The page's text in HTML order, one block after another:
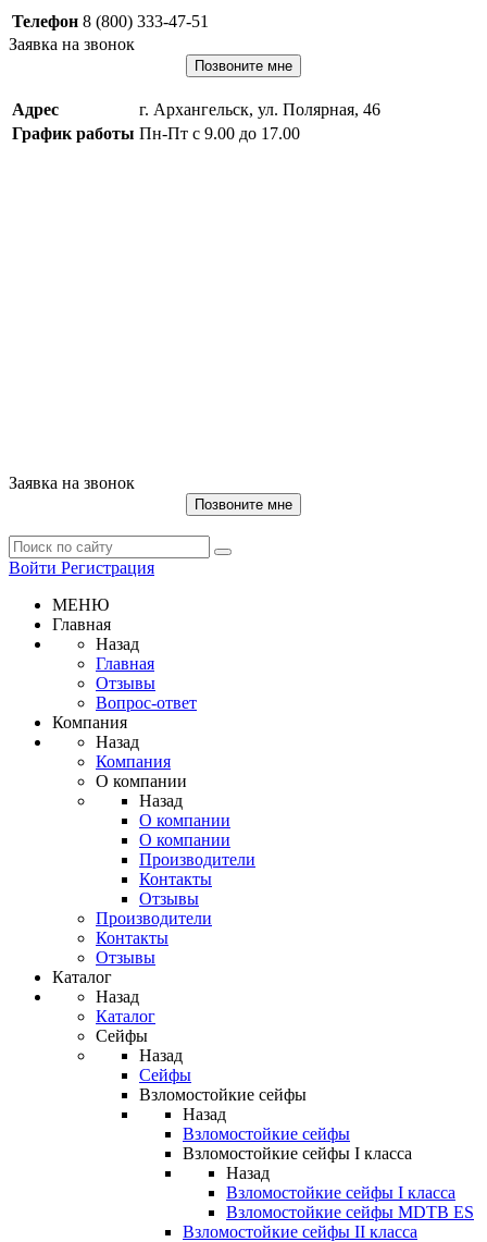
Телефон 8 (800) 333-47-51
Заявка на звонок
Позвоните мне
Адрес
г. Архангельск, ул. Полярная, 46
График работы Пн-Пт с 9.00 до 17.00
Заявка на звонок
Позвоните мне
Войти Регистрация
МЕНЮ
Главная
Назад
Главная
Отзывы
Вопрос-ответ
Компания
Назад
Компания
О компании
Назад
О компании
О компании
Производители
Контакты
Отзывы
Производители
Контакты
Отзывы
Каталог
Назад
Каталог
Сейфы
Назад
Сейфы
Взломостойкие сейфы
Назад
Взломостойкие сейфы
Взломостойкие сейфы I класса
Назад
Взломостойкие сейфы I класса
Взломостойкие сейфы MDTB ES
Взломостойкие сейфы II класса